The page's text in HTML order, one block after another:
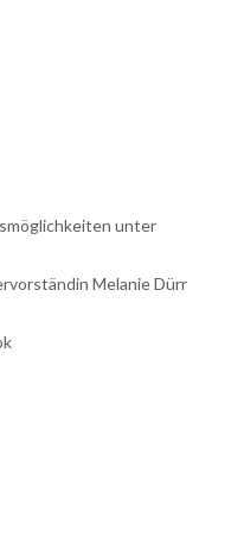
unter
Melanie Dürr